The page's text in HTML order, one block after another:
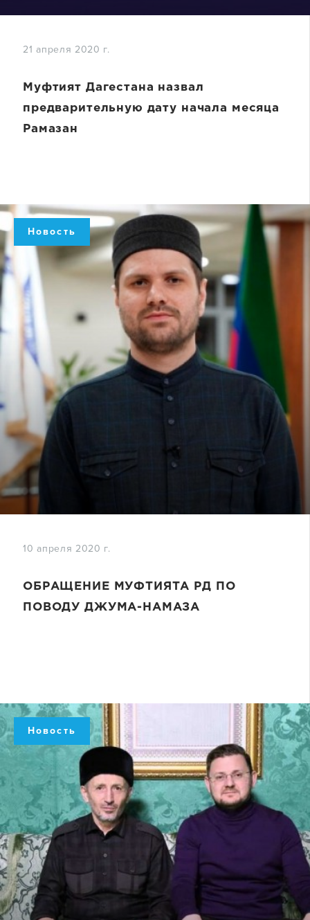
21 апреля 2020 г.
Муфтият Дагестана назвал
предварительную дату начала месяца
Рамазан
Новость
10 апреля 2020 г.
ОБРАЩЕНИЕ МУФТИЯТА РД ПО
ПОВОДУ ДЖУМА-НАМАЗА
Новость